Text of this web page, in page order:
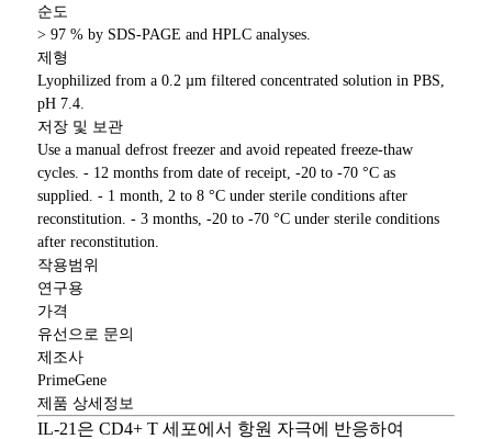
순도
> 97 % by SDS-PAGE and HPLC analyses.
제형
Lyophilized from a 0.2 µm filtered concentrated solution in PBS,
pH 7.4.
저장 및 보관
Use a manual defrost freezer and avoid repeated freeze-thaw
cycles. - 12 months from date of receipt, -20 to -70 °C as
supplied. - 1 month, 2 to 8 °C under sterile conditions after
reconstitution. - 3 months, -20 to -70 °C under sterile conditions
after reconstitution.
작용범위
연구용
가격
유선으로 문의
제조사
PrimeGene
제품 상세정보
IL-21 은 CD4+ T 세포에서 항원 자극에 반응하여